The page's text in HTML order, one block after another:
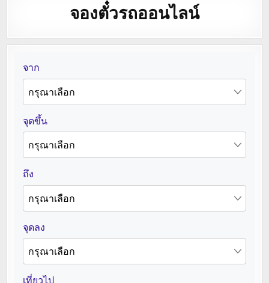
จองตั๋วรถออนไลน์